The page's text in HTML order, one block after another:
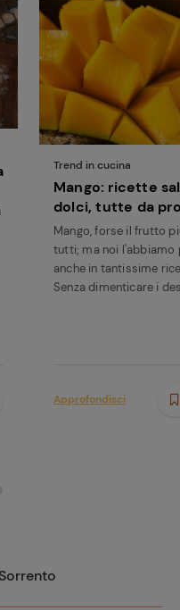
Trend in cucina
Mango: ricette
dolci, tutte da
Mango, forse il frutto
tutti; ma noi l'abbiamo
anche in tantissime
Senza dimenticare i
Approfondisci